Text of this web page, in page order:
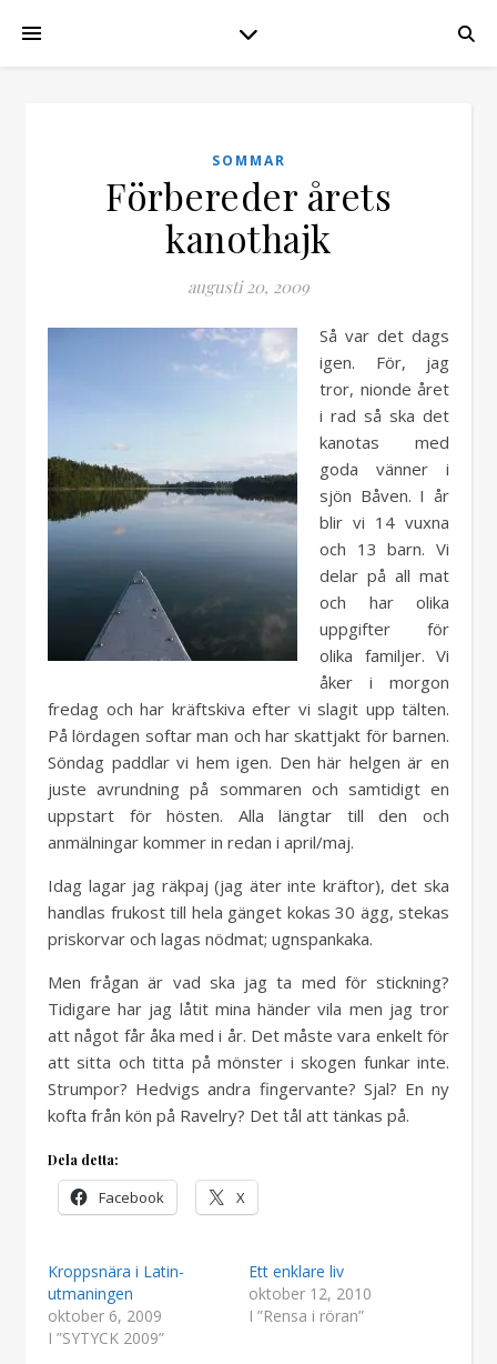
SOMMAR
Förbereder årets
kanothajk
augusti 20, 2009
Så var det dags
igen. För, jag
tror, nionde året
i rad så ska det
kanotas med
goda vänner i
sjön Båven. I år
blir vi 14 vuxna
och 13 barn. Vi
delar på all mat
och har olika
uppgifter för
olika familjer. Vi
åker i morgon
fredag och har kräftskiva efter vi slagit upp tälten.
På lördagen softar man och har skattjakt för barnen.
Söndag paddlar vi hem igen. Den här helgen är en
juste avrundning på sommaren och samtidigt en
uppstart för hösten. Alla längtar till den och
anmälningar kommer in redan i april/maj.
Idag lagar jag räkpaj (jag äter inte kräftor), det ska
handlas frukost till hela gänget kokas 30 ägg, stekas
priskorvar och lagas nödmat; ugnspankaka.
Men frågan är vad ska jag ta med för stickning?
Tidigare har jag låtit mina händer vila men jag tror
att något får åka med i år. Det måste vara enkelt för
att sitta och titta på mönster i skogen funkar inte.
Strumpor? Hedvigs andra fingervante? Sjal? En ny
kofta från kön på Ravelry? Det tål att tänkas på.
Dela detta:
Facebook X
Kroppsnära i Latin-
utmaningen
oktober 6, 2009
I ”SYTYCK 2009”
Ett enklare liv
oktober 12, 2010
I ”Rensa i röran”